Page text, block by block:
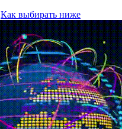
Как выбирать ниже